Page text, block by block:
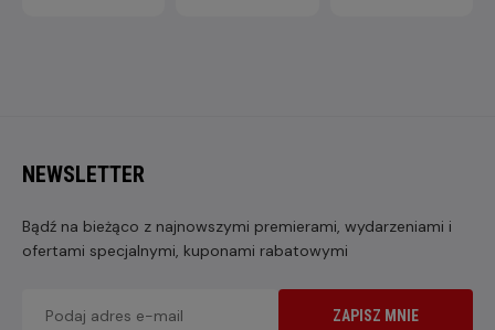
NEWSLETTER
Bądź na bieżąco z najnowszymi premierami, wydarzeniami i
ofertami specjalnymi, kuponami rabatowymi
ZAPISZ MNIE